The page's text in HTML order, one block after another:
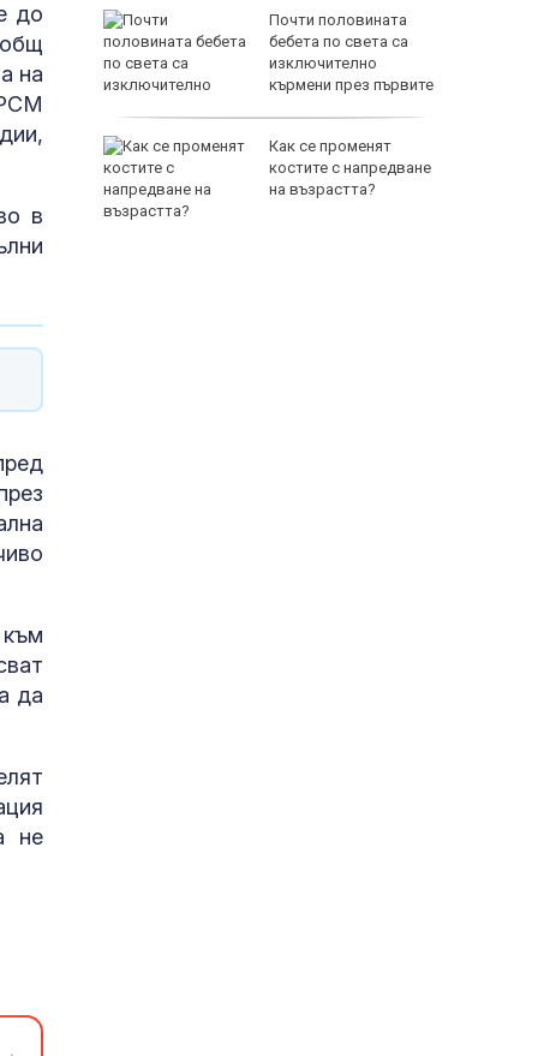
до
на
в
да
не
с
Русия
Почти половината
бебета по света са
изключително
кърмени през първите
Как се променят
костите с напредване
на възрастта?